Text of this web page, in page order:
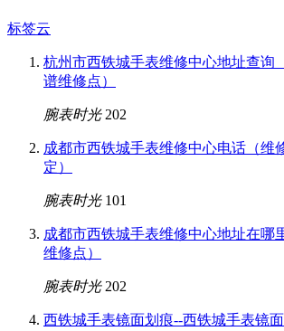
标签云
杭州市西铁城手表维修中心地址查询
谱维修点）
腕表时光 202
成都市西铁城手表维修中心电话（维
定）
腕表时光 101
成都市西铁城手表维修中心地址在哪
维修点）
腕表时光 202
西铁城手表镜面划痕--西铁城手表镜